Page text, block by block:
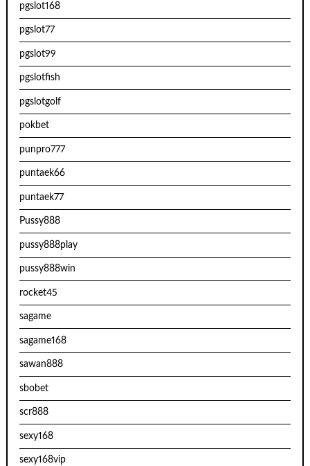
pgslot168
pgslot77
pgslot99
pgslotfish
pgslotgolf
pokbet
punpro777
puntaek66
puntaek77
Pussy888
pussy888play
pussy888win
rocket45
sagame
sagame168
sawan888
sbobet
scr888
sexy168
sexy168vip